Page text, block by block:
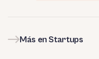
Más en Startups